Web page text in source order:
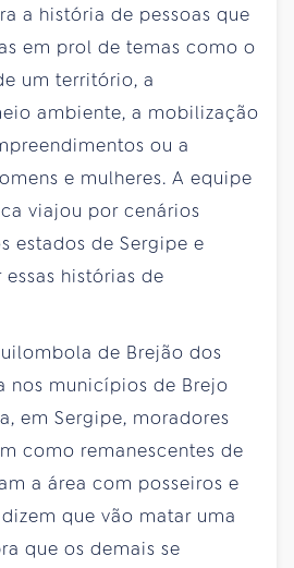
a história de pessoas que
em prol de temas como o
um território, a
ambiente, a mobilização
ou a
e mulheres. A equipe
viajou por cenários
estados de Sergipe e
histórias de
de Brejão dos
nos municípios de Brejo
em Sergipe, moradores
como remanescentes de
a área com posseiros e
que vão matar uma
que os demais se